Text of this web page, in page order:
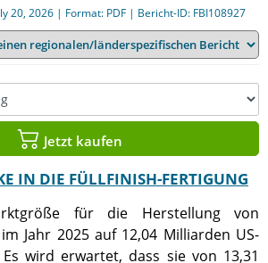
20, 2026 | Format: PDF | Bericht-ID: FBI108927
Jetzt kaufen
IN DIE FÜLLFINISH-FERTIGUNG
für die Herstellung von
Jahr 2025 auf 12,04 Milliarden US-
wird erwartet, dass sie von 13,31